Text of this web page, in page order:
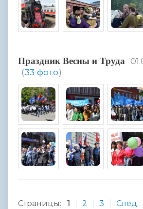
Праздник Весны и Труда
(33 фото)
Страницы: 1 2 3 След.